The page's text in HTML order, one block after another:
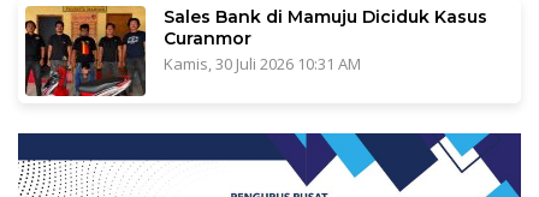
Sales Bank di Mamuju Diciduk Kasus
Curanmor
Kamis, 30 Juli 2026 10:31 AM